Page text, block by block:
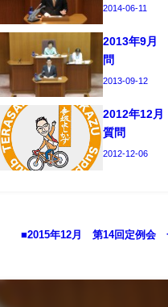
2014-06-11
2013年9月
問
2013-09-12
2012年12
質問
2012-12-06
■2015年12月 第14回定例会